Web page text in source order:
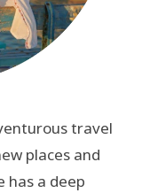
travel
places and
has a deep